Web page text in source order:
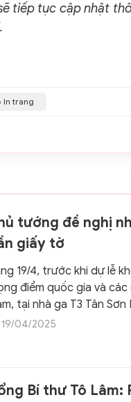
tiếp tục cập nhật
In trang
tướng đề nghị
giấy tờ
19/4, trước khi dự lễ
điểm quốc gia và các
tại nhà ga T3 Tân
đã dự lễ công bố triển
19/04/2025
Bí thư Tô